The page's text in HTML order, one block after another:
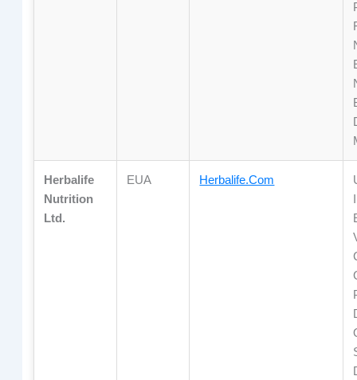
Herbalife
Nutrition
Ltd.
EUA Herbalife.com